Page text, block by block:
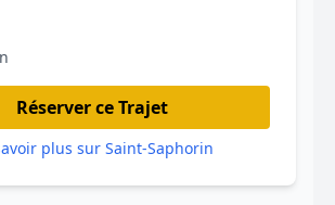
Réserver ce Trajet
plus sur Saint-Saphorin